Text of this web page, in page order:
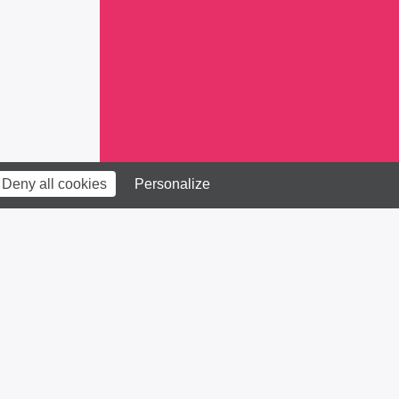
all cookies Personalize